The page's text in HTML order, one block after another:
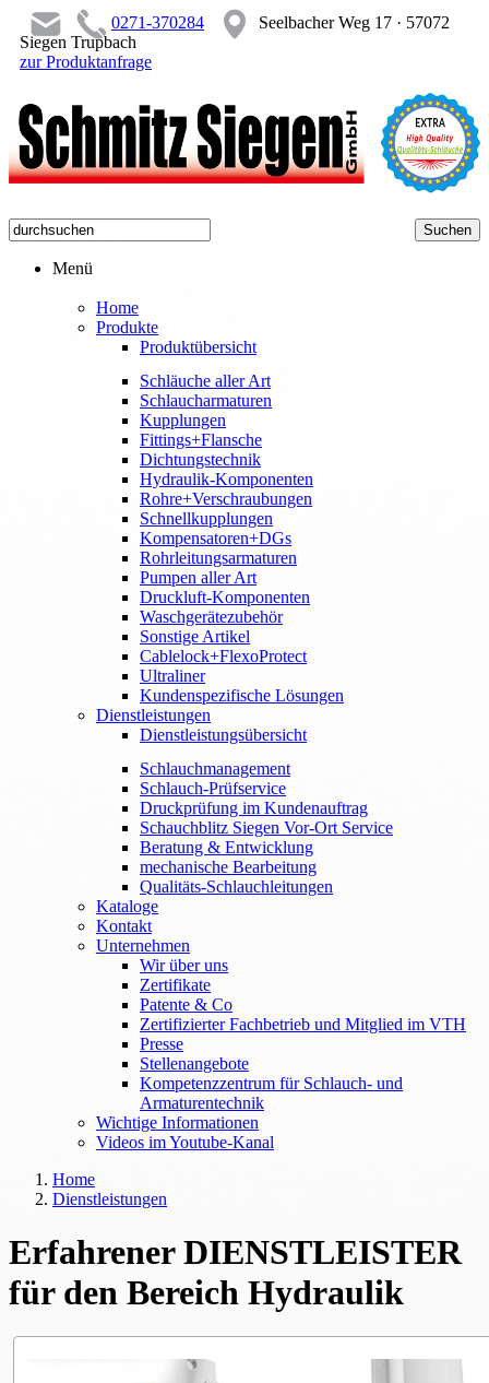
0271-370284
Seelbacher Weg 17 · 57072
Siegen Trupbach
zur Produktanfrage
Menü
Home
Produkte
Produktübersicht
Schläuche aller Art
Schlaucharmaturen
Kupplungen
Fittings+Flansche
Dichtungstechnik
Hydraulik-Komponenten
Rohre+Verschraubungen
Schnellkupplungen
Kompensatoren+DGs
Rohrleitungsarmaturen
Pumpen aller Art
Druckluft-Komponenten
Waschgerätezubehör
Sonstige Artikel
Cablelock+FlexoProtect
Ultraliner
Kundenspezifische Lösungen
Dienstleistungen
Dienstleistungsübersicht
Schlauchmanagement
Schlauch-Prüfservice
Druckprüfung im Kundenauftrag
Schauchblitz Siegen Vor-Ort Service
Beratung & Entwicklung
mechanische Bearbeitung
Qualitäts-Schlauchleitungen
Kataloge
Kontakt
Unternehmen
Wir über uns
Zertifikate
Patente & Co
Zertifizierter Fachbetrieb und Mitglied im VTH
Presse
Stellenangebote
Kompetenzzentrum für Schlauch- und
Armaturentechnik
Wichtige Informationen
Videos im Youtube-Kanal
Home
Dienstleistungen
Erfahrener DIENSTLEISTER
für den Bereich Hydraulik